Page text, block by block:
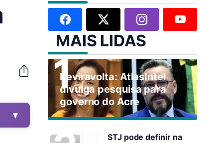
▼
MAIS LIDAS
Reviravolta: AtlasIntel
divulga pesquisa para
governo do Acre
STJ pode definir na